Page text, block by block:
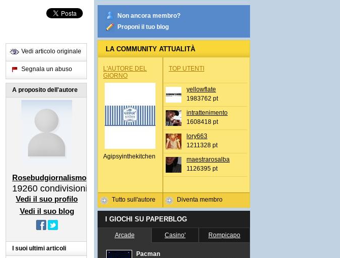
Vedi articolo originale
Segnala un abuso
A proposito dell'autore
Rosebudgiornalismo
19260 condivisioni
Vedi il suo profilo
Vedi il suo blog
I suoi ultimi articoli
Non ancora membro?
Proponi il tuo blog
LA COMMUNITY ATTUALITÀ
L'AUTORE DEL
GIORNO
Agipsyinthekitchen
Tutto sull'autore
TOP UTENTI
yellowflate
1983762 pt
intrattenimento
1608418 pt
lory663
1211328 pt
maestrarosalba
1126395 pt
Diventa membro
I GIOCHI SU PAPERBLOG
Arcade Casino' Rompicapo
Pacman